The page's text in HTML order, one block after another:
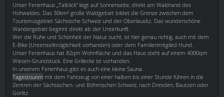
Unser Ferienhaus „Talblick“ liegt auf Sonnenseite, direkt am Waldrand des
Hohwaldes. Das 30km² große Waldgebiet bildet die Grenze zwischen dem
Tourismusgebiet Sächsische Schweiz und der Oberlausitz. Das wunderschöne
Wandergebiet beginnt direkt ab der Unterkunft.
Wer die Ruhe und Schönheit der Natur sucht, ist hier genau richtig, auch mit dem
E-Bike (Unterstellmöglichkeit vorhanden) oder dem Familienmitglied Hund.
Unser Ferienhaus hat 82qm Wohnfläche und das Haus steht auf einem 4000qm
Wiesen-Grundstück. Eine Grillecke ist vorhanden.
In unserem Ferienhaus gibt es auch eine kleine Sauna.
Tagestouren mit dem Fahrzeug von einer halben bis einer Stunde führen in die
Zentren der Sächsischen- und Böhmischen Schweiz, nach Dresden, Bautzen oder
Görlitz.